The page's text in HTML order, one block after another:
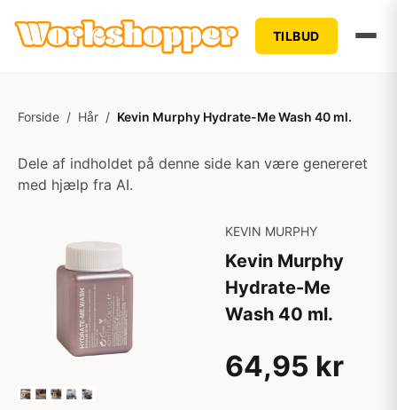
TILBUD
Forside / Hår / Kevin Murphy Hydrate-Me Wash 40 ml.
Dele af indholdet på denne side kan være genereret
med hjælp fra AI.
KEVIN MURPHY
Kevin Murphy
Hydrate-Me
Wash 40 ml.
64,95 kr